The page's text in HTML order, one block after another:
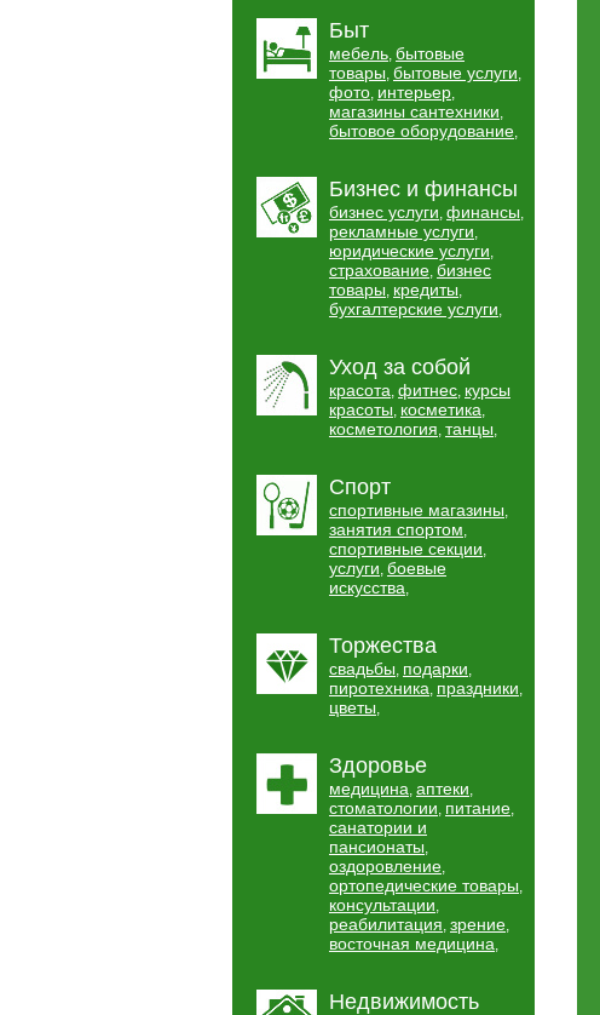
Быт
мебель, бытовые
товары, бытовые услуги,
фото, интерьер,
магазины сантехники,
бытовое оборудование,
Бизнес и финансы
бизнес услуги, финансы,
рекламные услуги,
юридические услуги,
страхование, бизнес
товары, кредиты,
бухгалтерские услуги,
Уход за собой
красота, фитнес, курсы
красоты, косметика,
косметология, танцы,
Спорт
спортивные магазины,
занятия спортом,
спортивные секции,
услуги, боевые
искусства,
Торжества
свадьбы, подарки,
пиротехника, праздники,
цветы,
Здоровье
медицина, аптеки,
стоматологии, питание,
санатории и
пансионаты,
оздоровление,
ортопедические товары,
консультации,
реабилитация, зрение,
восточная медицина,
Недвижимость